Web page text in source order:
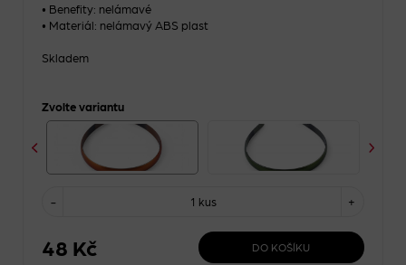
• Benefity: nelámavé
• Materiál: nelámavý ABS plast
Skladem
Zvolte variantu
- +
1 kus
48 Kč DO KOŠÍKU